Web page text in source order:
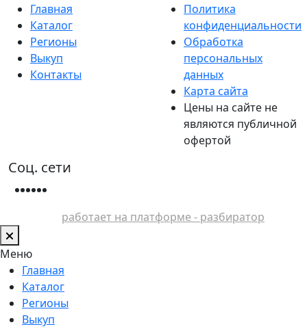
Главная
Каталог
Регионы
Выкуп
Контакты
Политика
конфиденциальности
Обработка
персональных
данных
Карта сайта
Цены на сайте не
являются публичной
офертой
Соц. сети
работает на платформе - разбиратор
Меню
Главная
Каталог
Регионы
Выкуп